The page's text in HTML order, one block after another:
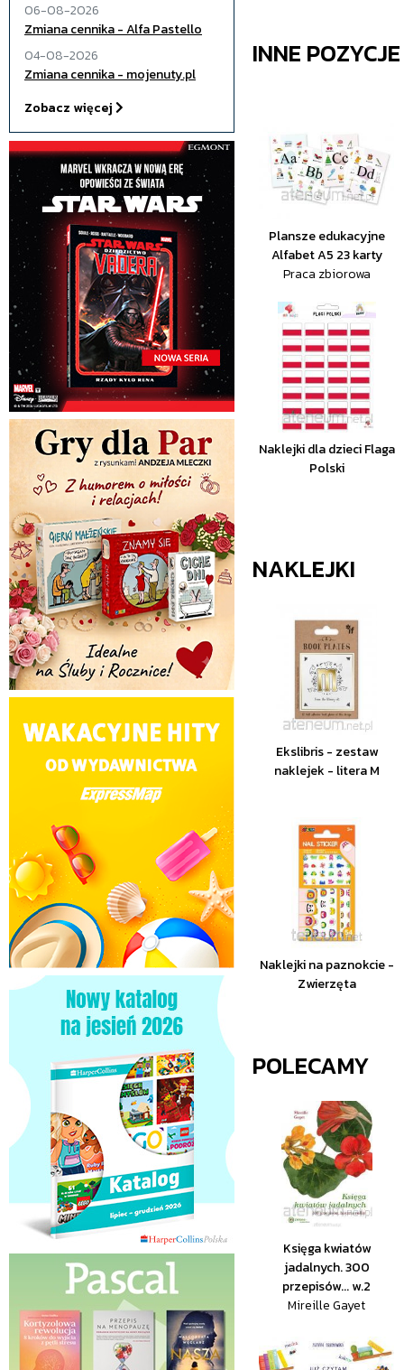
06-08-2026
Zmiana cennika - Alfa Pastello
04-08-2026
Zmiana cennika - mojenuty.pl
Zobacz więcej
INNE
Plansze edukacyjne
Alfabet A5 23 karty
Praca zbiorowa
Naklejki dla dzieci Flaga
Polski
NAKLEJKI
Ekslibris - zestaw
naklejek - litera M
Naklejki na paznokcie -
Zwierzęta
POLECAMY
Księga kwiatów
jadalnych. 300
przepisów... w.2
Mireille Gayet